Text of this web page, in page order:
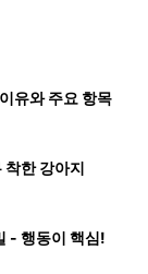
유와 주요 항목
착한 강아지
- 행동이 핵심!